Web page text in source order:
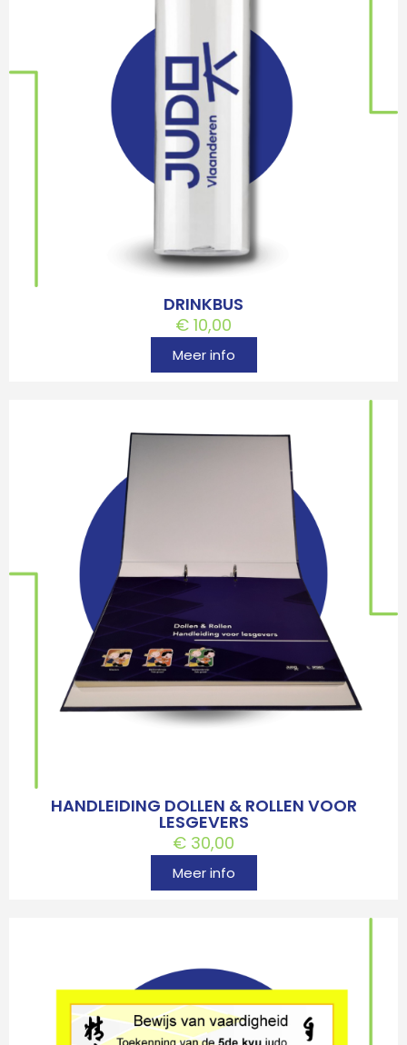
DRINKBUS
€ 10,00
Meer info
HANDLEIDING DOLLEN & ROLLEN VOOR
LESGEVERS
€ 30,00
Meer info